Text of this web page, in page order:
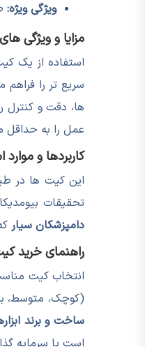
ویژگی ویژه:
مزایا و ویژگی
استفاده از یک
سریع تر را
ها، دقت و کنترل
عمل را به حداقل
کاربردها و موارد
این کیت ها در
تحقیقات
دامپزشکان سیار
راهنمای خرید
انتخاب کیت
(کوچک، متوسط،
ساخت و برند
است یا سرمایه